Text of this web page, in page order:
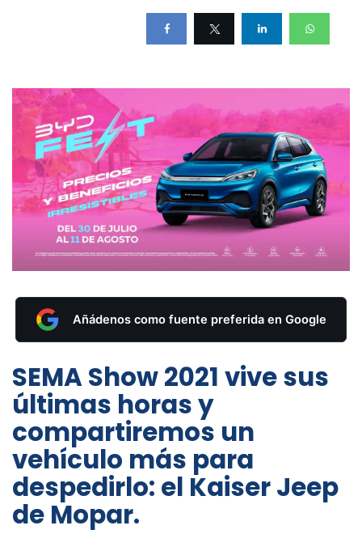
Añádenos como fuente preferida en Google
SEMA Show 2021 vive sus
últimas horas y
compartiremos un
vehículo más para
despedirlo: el Kaiser Jeep
de Mopar.